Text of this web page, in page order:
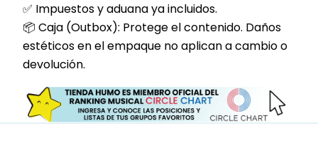
✅ Impuestos y aduana ya incluidos.
📦 Caja (Outbox): Protege el contenido. Daños
estéticos en el empaque no aplican a cambio o
devolución.